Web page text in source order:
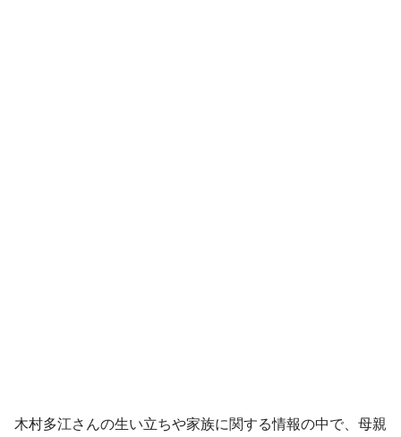
木村多江さんの生い立ちや家族に関する情報の中で、母親